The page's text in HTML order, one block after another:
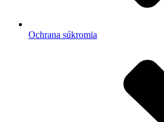
Ochrana súkromia